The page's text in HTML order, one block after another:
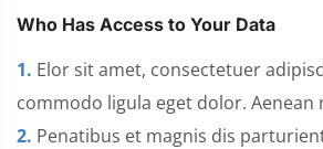
Who Has Access to Your Data
1. Elor sit amet, consectetuer
commodo ligula eget dolor. Aenean
2. Penatibus et magnis dis